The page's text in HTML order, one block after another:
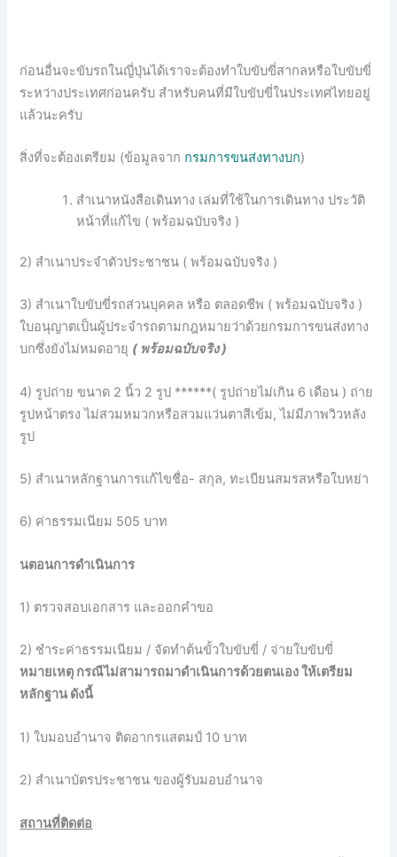
ก่อนอื่นจะขับรถในญี่ปุ่นได้เราจะต้องทำใบขับขี่สากลหรือใบขับขี่
ระหว่างประเทศก่อนครับ สำหรับคนที่มีใบขับขี่ในประเทศไทยอยู่
แล้วนะครับ
สิ่งที่จะต้องเตรียม (ข้อมูลจาก กรมการขนส่งทางบก)
สำเนาหนังสือเดินทาง เล่มที่ใช้ในการเดินทาง ประวัติ
หน้าที่แก้ไข ( พร้อมฉบับจริง )
2) สำเนาประจำตัวประชาชน ( พร้อมฉบับจริง )
3) สำเนาใบขับขี่รถส่วนบุคคล หรือ ตลอดชีพ ( พร้อมฉบับจริง )
ใบอนุญาตเป็นผู้ประจำรถตามกฎหมายว่าด้วยกรมการขนส่งทาง
บกซึ่งยังไม่หมดอายุ ( พร้อมฉบับจริง )
4) รูปถ่าย ขนาด 2 นิ้ว 2 รูป ******( รูปถ่ายไม่เกิน 6 เดือน ) ถ่าย
รูปหน้าตรง ไม่สวมหมวกหรือสวมแว่นตาสีเข้ม, ไม่มีภาพวิวหลัง
รูป
5) สำเนาหลักฐานการแก้ไขชื่อ- สกุล, ทะเบียนสมรสหรือใบหย่า
6) ค่าธรรมเนียม 505 บาท
นตอนการดำเนินการ
1) ตรวจสอบเอกสาร และออกคำขอ
2) ชำระค่าธรรมเนียม / จัดทำต้นขั้วใบขับขี่ / จ่ายใบขับขี่
หมายเหตุ กรณีไม่สามารถมาดำเนินการด้วยตนเอง ให้เตรียม
หลักฐาน ดังนี้
1) ใบมอบอำนาจ ติดอากรแสตมป์ 10 บาท
2) สำเนาบัตรประชาชน ของผู้รับมอบอำนาจ
สถานที่ติดต่อ